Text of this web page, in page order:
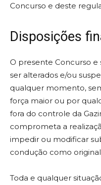
Concurso e deste
Disposições
O presente Concurso
ser alterados e/ou
qualquer momento,
força maior ou por
fora do controle da
comprometa a
impedir ou modificar
condução como
Toda e qualquer